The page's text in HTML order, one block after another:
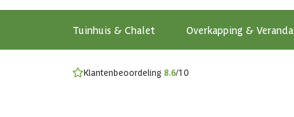
Tuinhuis & Chalet Overkapping & Veranda
Bekijk de actiemodellen
Klantenbeoordeling 8.6/10